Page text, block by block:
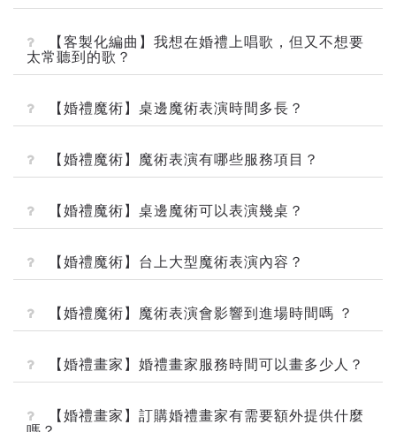
【客製化編曲】我想在婚禮上唱歌，但又不想要
太常聽到的歌？
【婚禮魔術】桌邊魔術表演時間多長？
【婚禮魔術】魔術表演有哪些服務項目？
【婚禮魔術】桌邊魔術可以表演幾桌？
【婚禮魔術】台上大型魔術表演內容？
【婚禮魔術】魔術表演會影響到進場時間嗎 ？
【婚禮畫家】婚禮畫家服務時間可以畫多少人？
【婚禮畫家】訂購婚禮畫家有需要額外提供什麼